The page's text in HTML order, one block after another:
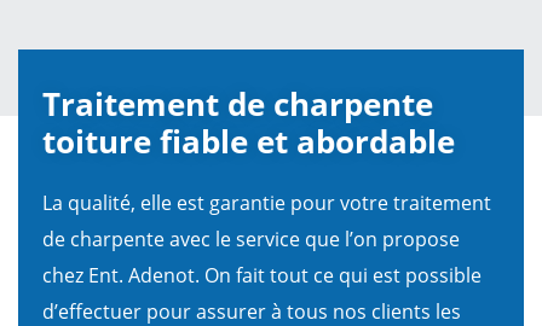
Traitement de charpente
toiture fiable et abordable
La qualité, elle est garantie pour votre traitement
de charpente avec le service que l’on propose
chez Ent. Adenot. On fait tout ce qui est possible
d’effectuer pour assurer à tous nos clients les